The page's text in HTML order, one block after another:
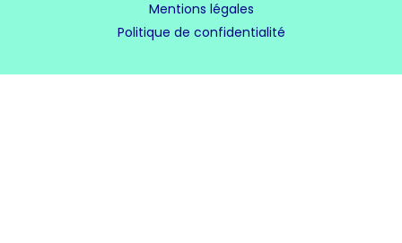
Mentions légales
Politique de confidentialité